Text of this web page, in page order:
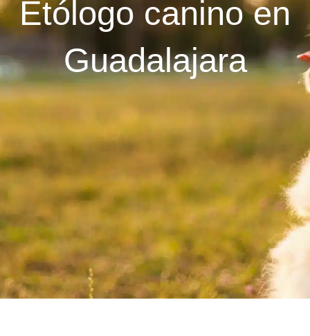
Etólogo canino en
Guadalajara